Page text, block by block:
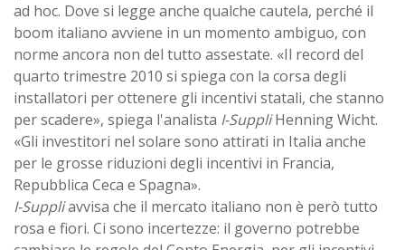
ad hoc. Dove si legge anche qualche cautela, perché il
boom italiano avviene in un momento ambiguo, con
norme ancora non del tutto assestate. «Il record del
quarto trimestre 2010 si spiega con la corsa degli
installatori per ottenere gli incentivi statali, che stanno
per scadere», spiega l'analista I-SuppliHenning Wicht.
«Gli investitori nel solare sono attirati in Italia anche
per le grosse riduzioni degli incentivi in Francia,
Repubblica Ceca e Spagna».
I-Suppliavvisa che il mercato italiano non è però tutto
rosa e fiori. Ci sono incertezze: il governo potrebbe